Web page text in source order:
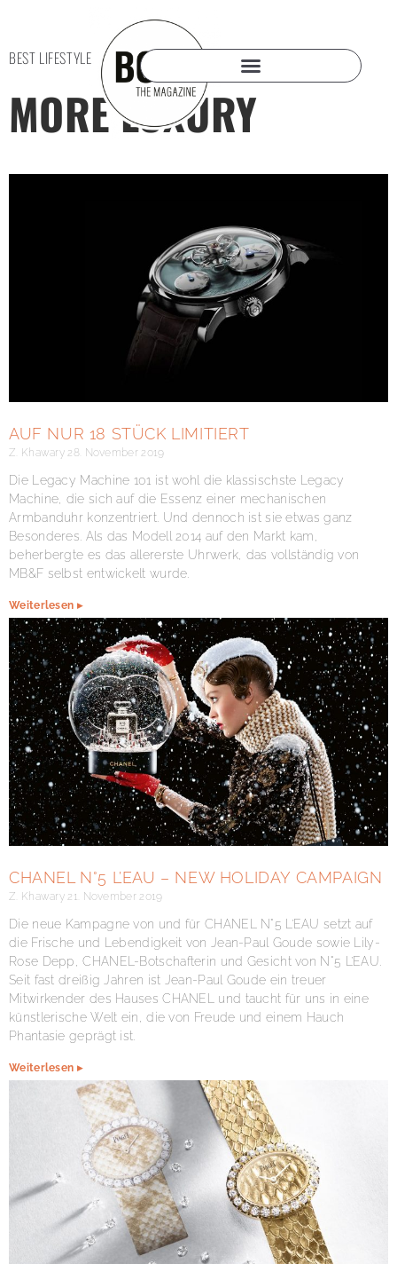
BEST LIFESTYLE
MORE LUXURY
AUF NUR 18 STÜCK LIMITIERT
Z. Khawary 28. November 2019
Die Legacy Machine 101 ist wohl die klassischste Legacy
Machine, die sich auf die Essenz einer mechanischen
Armbanduhr konzentriert. Und dennoch ist sie etwas ganz
Besonderes. Als das Modell 2014 auf den Markt kam,
beherbergte es das allererste Uhrwerk, das vollständig von
MB&F selbst entwickelt wurde.
Weiterlesen ▸
CHANEL N°5 L’EAU – NEW HOLIDAY CAMPAIGN
Z. Khawary 21. November 2019
Die neue Kampagne von und für CHANEL N°5 L’EAU setzt auf
die Frische und Lebendigkeit von Jean-Paul Goude sowie Lily-
Rose Depp, CHANEL-Botschafterin und Gesicht von N°5 L’EAU.
Seit fast dreißig Jahren ist Jean-Paul Goude ein treuer
Mitwirkender des Hauses CHANEL und taucht für uns in eine
künstlerische Welt ein, die von Freude und einem Hauch
Phantasie geprägt ist.
Weiterlesen ▸